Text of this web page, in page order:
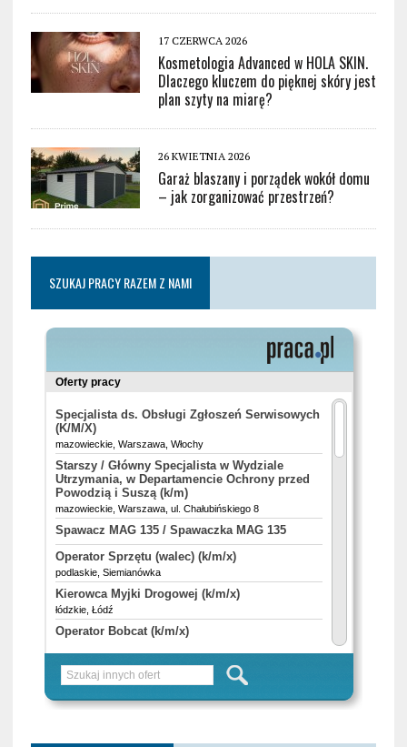
17 CZERWCA 2026
Kosmetologia Advanced w HOLA SKIN.
Dlaczego kluczem do pięknej skóry jest
plan szyty na miarę?
26 KWIETNIA 2026
Garaż blaszany i porządek wokół domu
– jak zorganizować przestrzeń?
SZUKAJ PRACY RAZEM Z NAMI